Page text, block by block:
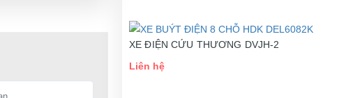
XE ĐIỆN CỨU THƯƠNG DVJH-2
Liên hệ